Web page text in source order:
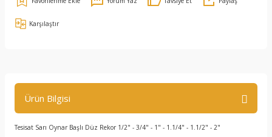
Karşılaştır
Ürün Bilgisi
Tesisat Sarı Oynar Başlı Düz Rekor 1/2" - 3/4" - 1" - 1.1/4" - 1.1/2" - 2"